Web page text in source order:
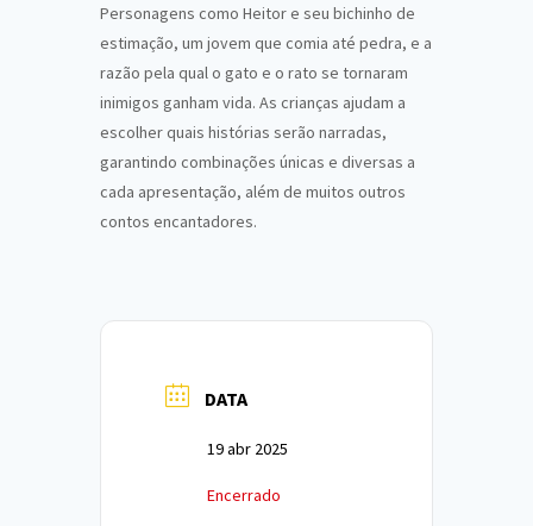
Personagens como Heitor e seu bichinho de
estimação, um jovem que comia até pedra, e a
razão pela qual o gato e o rato se tornaram
inimigos ganham vida. As crianças ajudam a
escolher quais histórias serão narradas,
garantindo combinações únicas e diversas a
cada apresentação, além de muitos outros
contos encantadores.
DATA
19 abr 2025
Encerrado